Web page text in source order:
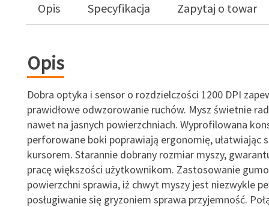
Opis Specyfikacja Zapytaj o towar
Opis
Dobra optyka i sensor o rozdzielczości 1200 DPI
prawidłowe odwzorowanie ruchów. Mysz świetnie
nawet na jasnych powierzchniach. Wyprofilowana
perforowane boki poprawiają ergonomię, ułatwiając
kursorem. Starannie dobrany rozmiar myszy,
pracę większości użytkownikom. Zastosowanie
powierzchni sprawia, iż chwyt myszy jest niezwykle
posługiwanie się gryzoniem sprawa przyjemność.